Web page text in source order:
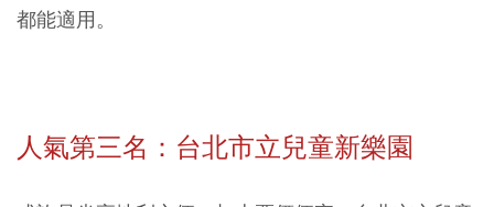
都能適用。
人氣第三名：台北市立兒童新樂園